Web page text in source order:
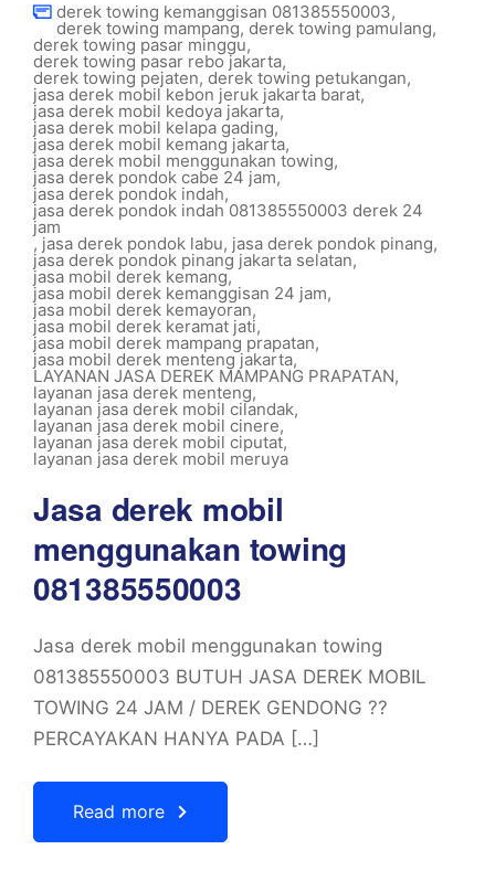
derek towing kemanggisan 081385550003,
derek towing mampang, derek towing pamulang,
derek towing pasar minggu,
derek towing pasar rebo jakarta,
derek towing pejaten, derek towing petukangan,
jasa derek mobil kebon jeruk jakarta barat,
jasa derek mobil kedoya jakarta,
jasa derek mobil kelapa gading,
jasa derek mobil kemang jakarta,
jasa derek mobil menggunakan towing,
jasa derek pondok cabe 24 jam,
jasa derek pondok indah,
jasa derek pondok indah 081385550003 derek 24
jam
, jasa derek pondok labu, jasa derek pondok pinang,
jasa derek pondok pinang jakarta selatan,
jasa mobil derek kemang,
jasa mobil derek kemanggisan 24 jam,
jasa mobil derek kemayoran,
jasa mobil derek keramat jati,
jasa mobil derek mampang prapatan,
jasa mobil derek menteng jakarta,
LAYANAN JASA DEREK MAMPANG PRAPATAN,
layanan jasa derek menteng,
layanan jasa derek mobil cilandak,
layanan jasa derek mobil cinere,
layanan jasa derek mobil ciputat,
layanan jasa derek mobil meruya
Jasa derek mobil
menggunakan towing
081385550003
Jasa derek mobil menggunakan towing
081385550003 BUTUH JASA DEREK MOBIL
TOWING 24 JAM / DEREK GENDONG ??
PERCAYAKAN HANYA PADA […]
Read more